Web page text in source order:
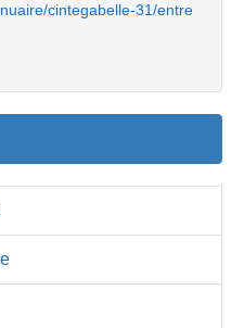
cintegabelle-31/entre